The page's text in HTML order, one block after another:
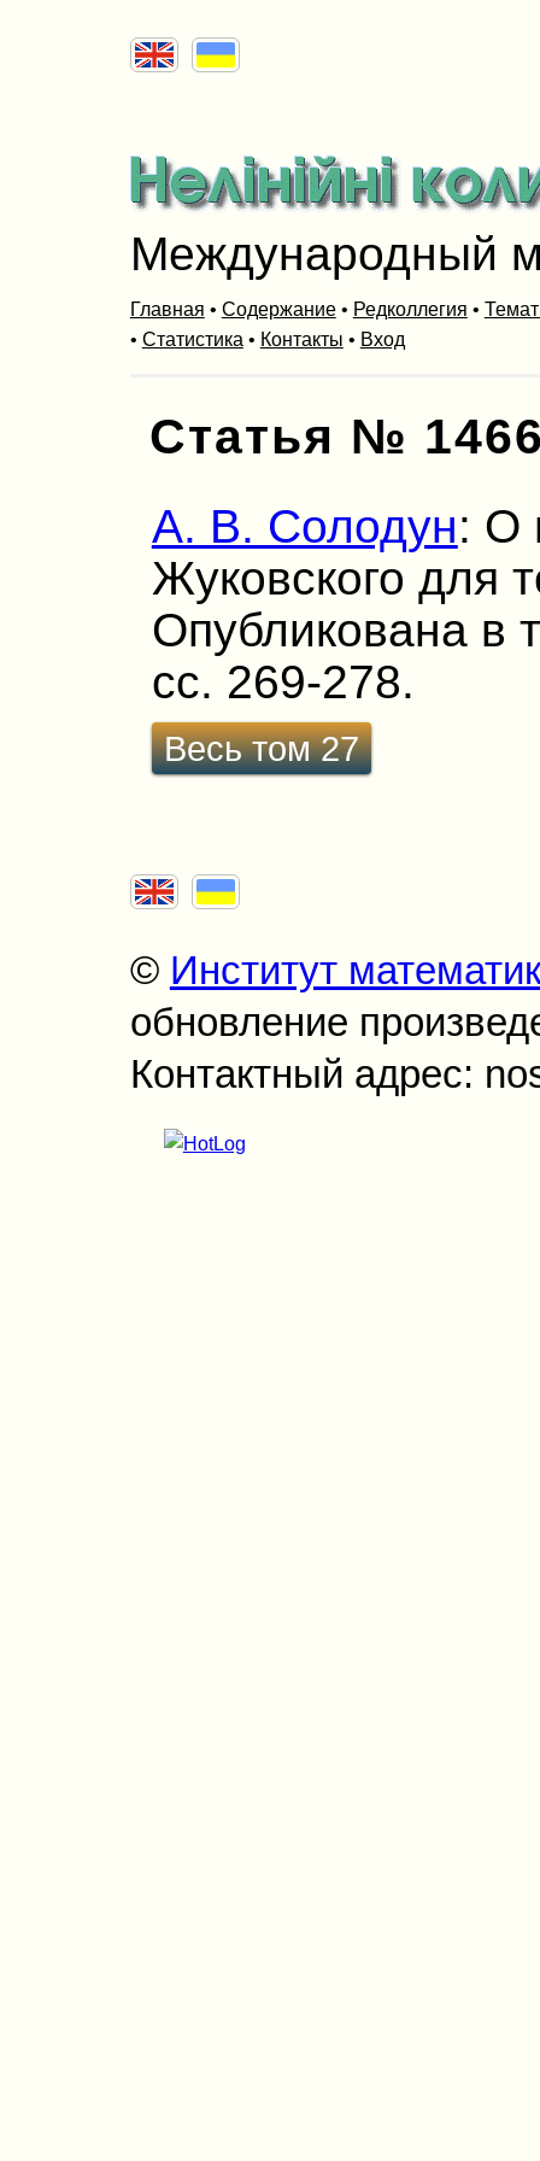
Международный
Главная • Содержание• Редколлегия •
• Статистика • Контакты • Вход
Статья №
А. В. Солодун: О
Жуковского для
Опубликована в
сс. 269-278.
Весь том 27
© Институт
обновление
Контактный адрес: